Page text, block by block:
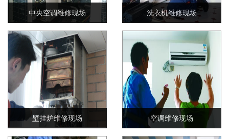
中央空调维修现场 洗衣机维修现场
壁挂炉维修现场 空调维修现场